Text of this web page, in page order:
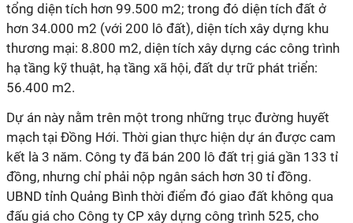
tổng diện tích hơn 99.500 m2; trong đó diện tích đất ở
hơn 34.000 m2 (với 200 lô đất), diện tích xây dựng khu
thương mại: 8.800 m2, diện tích xây dựng các công trình
hạ tầng kỹ thuật, hạ tầng xã hội, đất dự trữ phát triển:
56.400 m2.
Dự án này nằm trên một trong những trục đường huyết
mạch tại Đồng Hới. Thời gian thực hiện dự án được cam
kết là 3 năm. Công ty đã bán 200 lô đất trị giá gần 133 tỉ
đồng, nhưng chỉ phải nộp ngân sách hơn 30 tỉ đồng.
UBND tỉnh Quảng Bình thời điểm đó giao đất không qua
đấu giá cho Công ty CP xây dựng công trình 525, cho